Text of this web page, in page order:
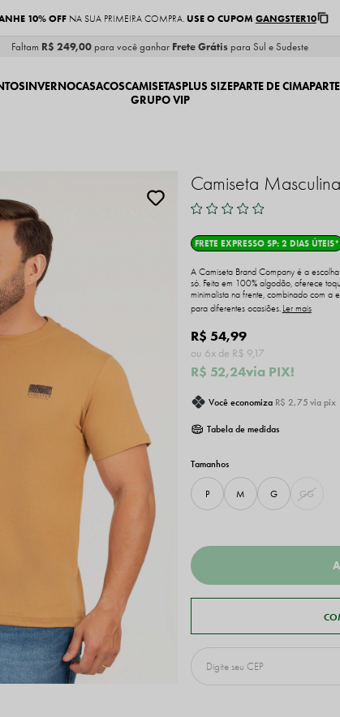
10% OFFNA SUA PRIMEIRA COMPRA. USE O CUPOM GANGSTER10
Faltam R$ 249,00 para você ganhar Frete Grátis para Sul e Sudeste
INVERNOCASACOSCAMISETASPLUS SIZEPARTE DE CIMA
GRUPO VIP
Camiseta
FRETE EXPRESSO SP: 2 DIAS ÚTEIS*
A Camiseta Brand Company é a
só. Feita em 100% algodão, oferece
minimalista na frente, combinado com a
para diferentes ocasiões. Ler mais
R$ 52,24via PIX!
R$ 54,99
6x R$ 9,17
Você economiza R$ 2,75 via pix
Tabela de medidas
P M G GG